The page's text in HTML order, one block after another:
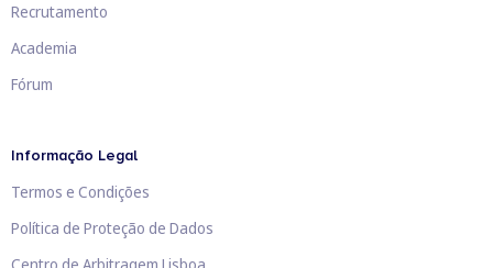
Recrutamento
Academia
Fórum
Informação Legal
Termos e Condições
Política de Proteção de Dados